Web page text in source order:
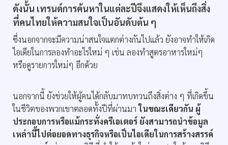
ดังนั้น เทรนด์การค้นหาในแต่ละปีจึงแสดงให้เห็นถึงสิ่ง
ที่คนไทยให้ความสนใจเป็นอันดับต้น ๆ
ซึ่งนอกจากจะมีความน่าสนใจแตกต่างกันไปแล้ว ยังอาจทำให้เกิด
ไอเดียในการลองทำอะไรใหม่ ๆ เช่น ลองทำสูตรอาหารใหม่ๆ
หรือดูรายการใหม่ๆ อีกด้วย
นอกจากนี้ ยังช่วยให้ผู้คนได้กลับมาทบทวนถึงสิ่งต่าง ๆ ที่เกิดขึ้น
ในชีวิตของพวกเขาตลอดทั้งปีที่ผ่านมาในขณะเดียวกัน ผู้
ประกอบการหรือแม้กระทั่งครีเอเตอร์ ยังสามารถนำข้อมูล
เหล่านี้ไปต่อยอดทางธุรกิจหรือเป็นไอเดียในการสร้างสรรค์